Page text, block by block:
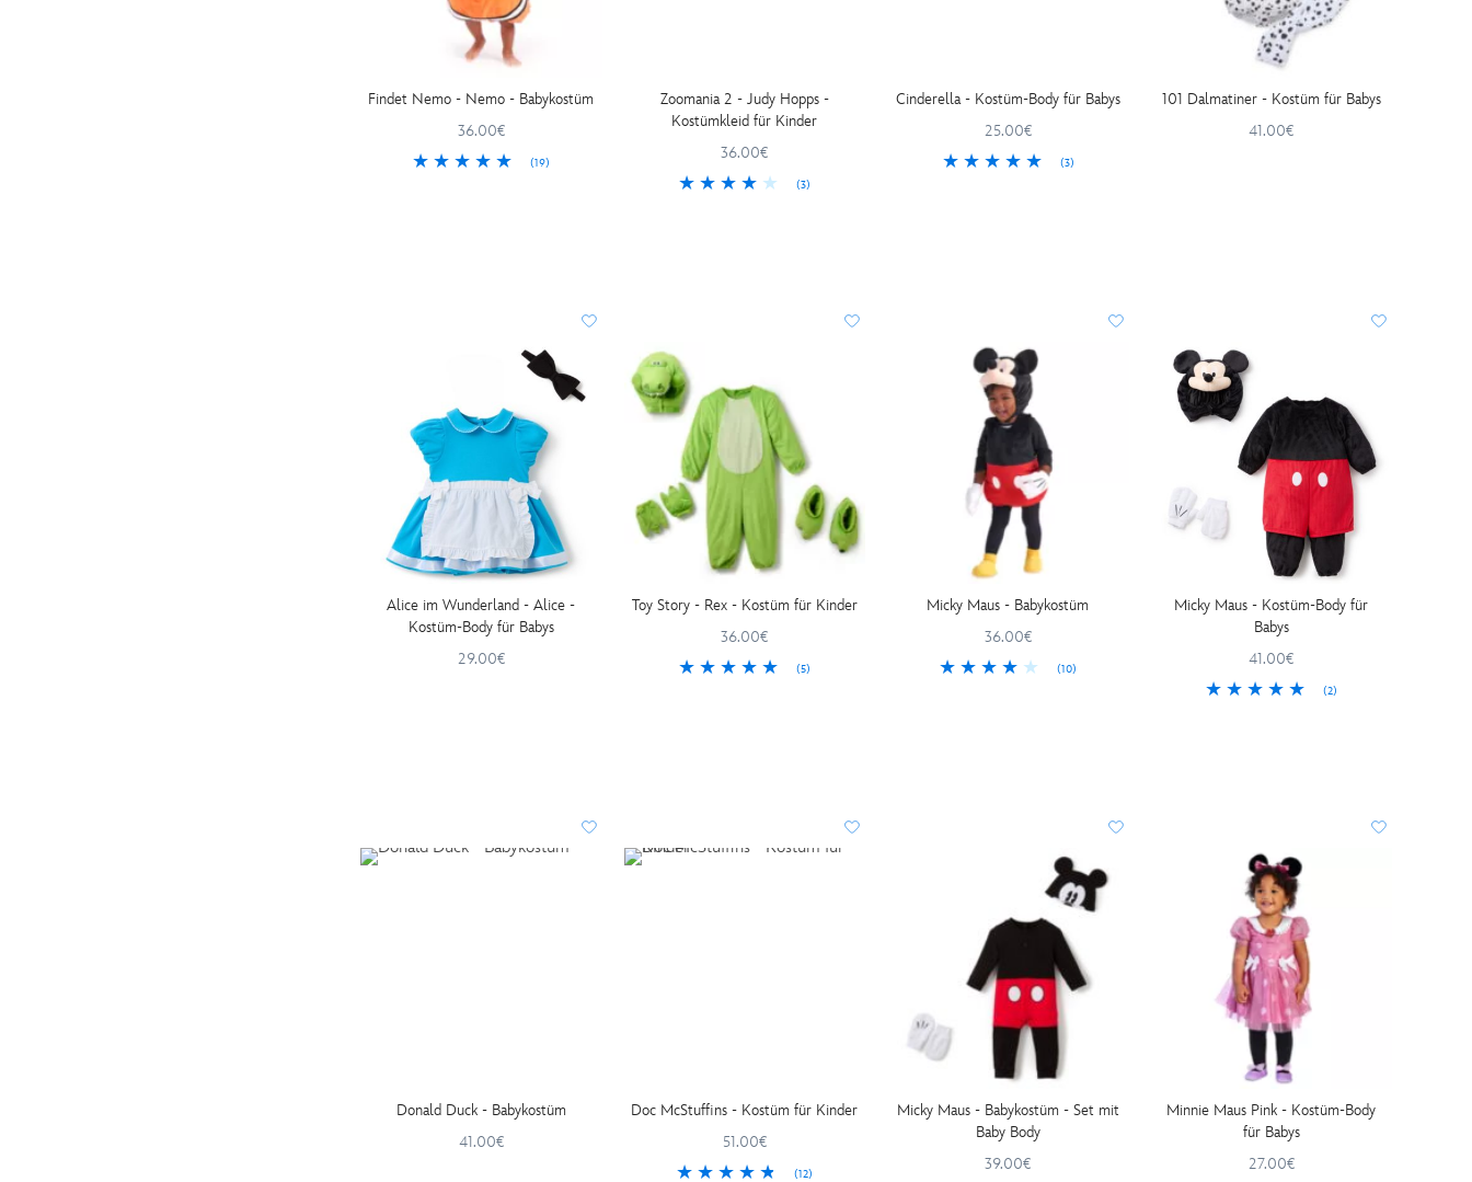
Findet Nemo - Nemo - Babykostüm
36.00€
(19)
Zoomania 2 - Judy Hopps -
Kostümkleid für Kinder
36.00€
(3)
Cinderella - Kostüm-Body für Babys
25.00€
(3)
101 Dalmatiner - Kostüm für Babys
41.00€
Alice im Wunderland - Alice -
Kostüm-Body für Babys
29.00€
Toy Story - Rex - Kostüm für Kinder
36.00€
(5)
Micky Maus - Babykostüm
36.00€
(10)
Micky Maus - Kostüm-Body für
Babys
41.00€
(2)
Donald Duck - Babykostüm
41.00€
Doc McStuffins - Kostüm für Kinder
51.00€
(12)
Micky Maus - Babykostüm - Set mit
Baby Body
39.00€
Minnie Maus Pink - Kostüm-Body
für Babys
27.00€